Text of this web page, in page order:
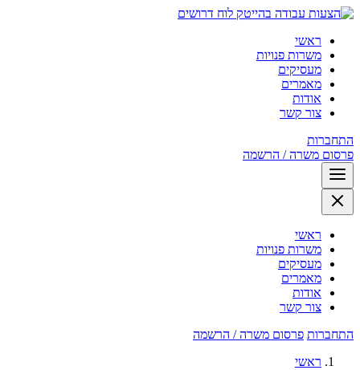
לוח דרושים
ראשי
משרות פנויות
מעסיקים
מאמרים
אודות
צור קשר
התחברות
פרסום משרה / הרשמה
ראשי
משרות פנויות
מעסיקים
מאמרים
אודות
צור קשר
התחברות פרסום משרה / הרשמה
ראשי